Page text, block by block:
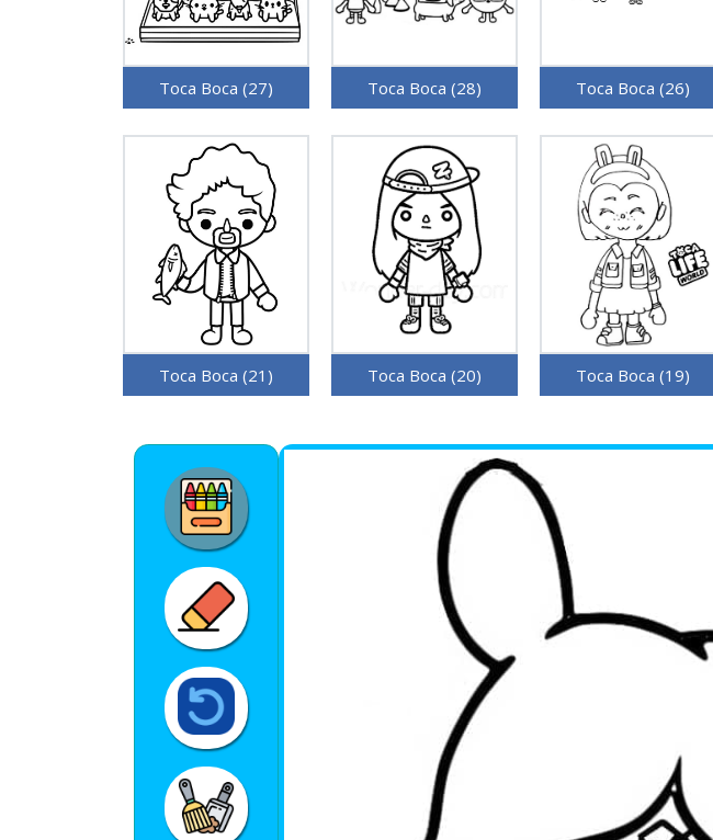
Toca Boca (27) Toca Boca (28) Toca Boca (26)
Toca Boca (21) Toca Boca (20) Toca Boca (19)